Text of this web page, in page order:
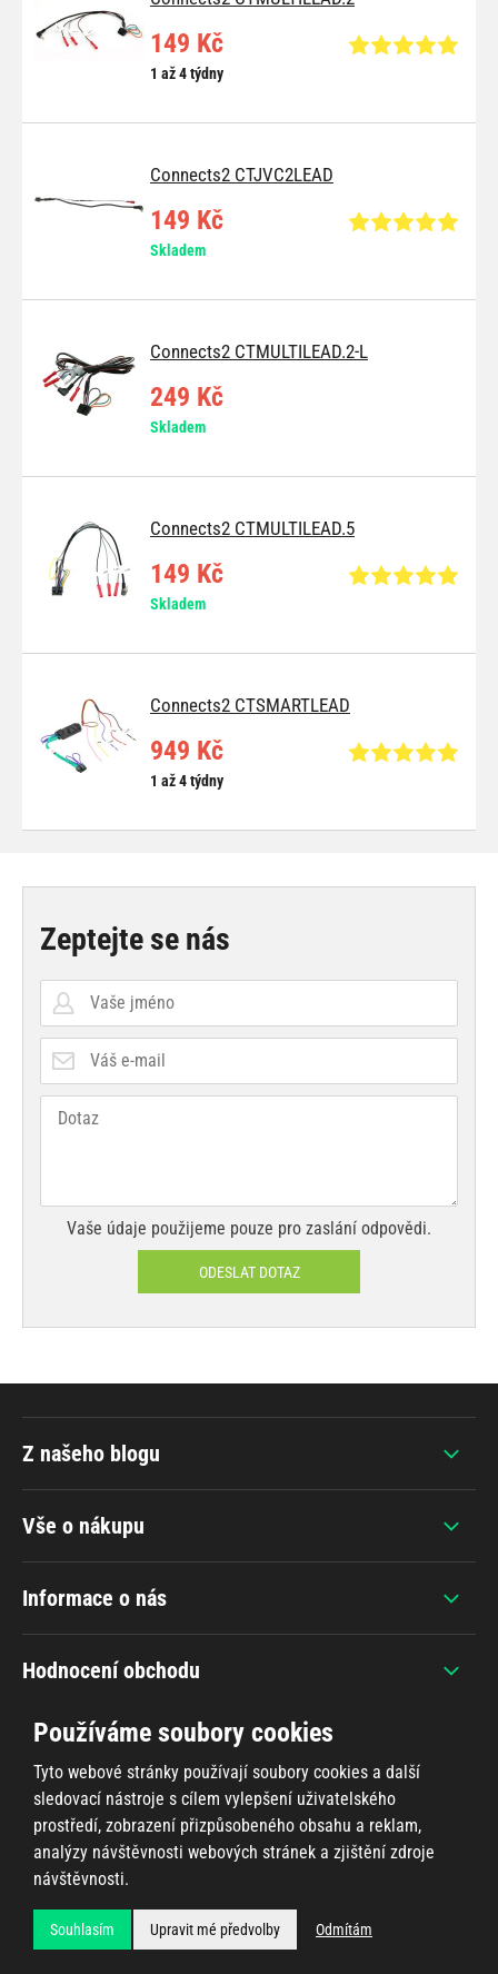
149 Kč
1 až 4 týdny
Connects2 CTJVC2LEAD
149 Kč
Skladem
Connects2 CTMULTILEAD.2-L
249 Kč
Skladem
Connects2 CTMULTILEAD.5
149 Kč
Skladem
Connects2 CTSMARTLEAD
949 Kč
1 až 4 týdny
Zeptejte se nás
Vaše údaje použijeme pouze pro zaslání odpovědi.
ODESLAT DOTAZ
Vše o nákupu
Informace o nás
Hodnocení obchodu
+420 607 383 838
Z našeho blogu
Všechna práva vyhrazena © 2026Ahifi.cz, realizaceShean.cz
Používáme soubory cookies
Tyto webové stránky používají soubory cookies a další
sledovací nástroje s cílem vylepšení uživatelského
prostředí, zobrazení přizpůsobeného obsahu a reklam,
analýzy návštěvnosti webových stránek a zjištění zdroje
návštěvnosti.
Souhlasím Upravit mé předvolby Odmítám